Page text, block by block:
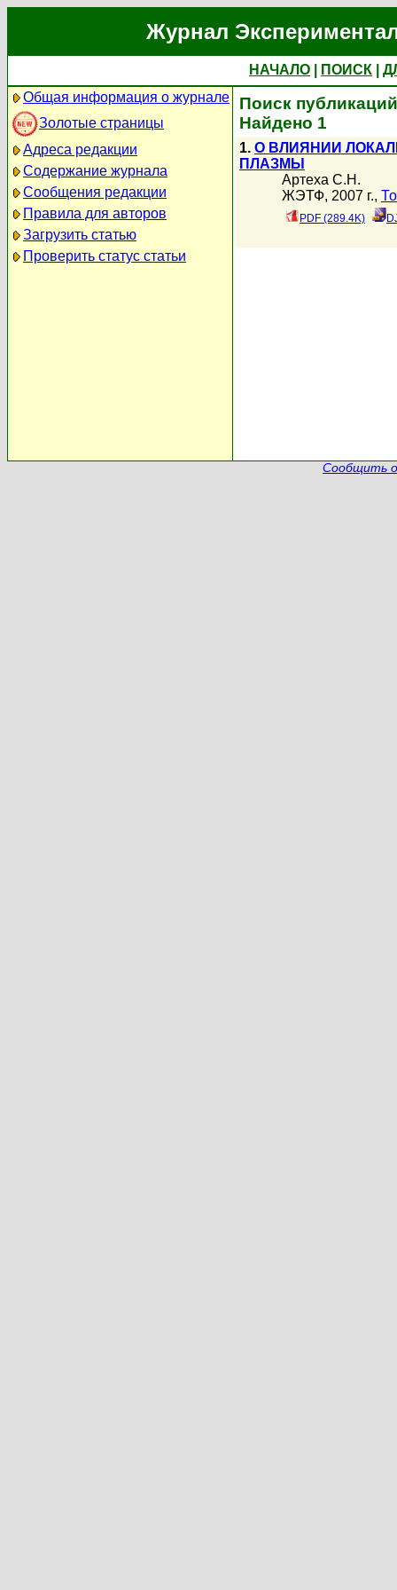
Журнал
НАЧАЛО ПОИСК
Общая информация о журнале
Золотые страницы
Адреса редакции
Содержание журнала
Сообщения редакции
Правила для авторов
Загрузить статью
Проверить статус статьи
Поиск
Найдено 1
1. О ВЛИЯНИИ
ПЛАЗМЫ
Артеха С.Н.
ЖЭТФ, 2007 г.,
PDF (289.4K)
Сообщить о